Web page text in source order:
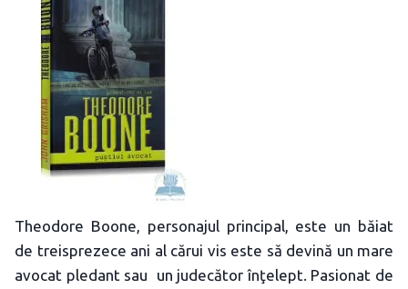
Theodore Boone, personajul principal, este un băiat
de treisprezece ani al cărui vis este să devină un mare
avocat pledant sau un judecător înţelept. Pasionat de